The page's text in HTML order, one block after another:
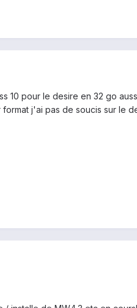
10 pour le desire en 32 go
j'ai pas de soucis sur le